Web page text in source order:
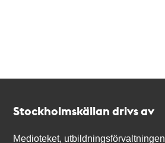
Stockholmskällan drivs av
Medioteket, utbildningsförvaltningen